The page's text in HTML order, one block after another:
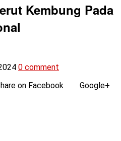
Kembung Pada
0 comment
on Facebook
Google+